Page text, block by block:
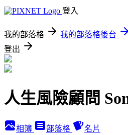
登入
我的部落格 我的部落格後台
登出
人生風險顧問
相簿 部落格 名片